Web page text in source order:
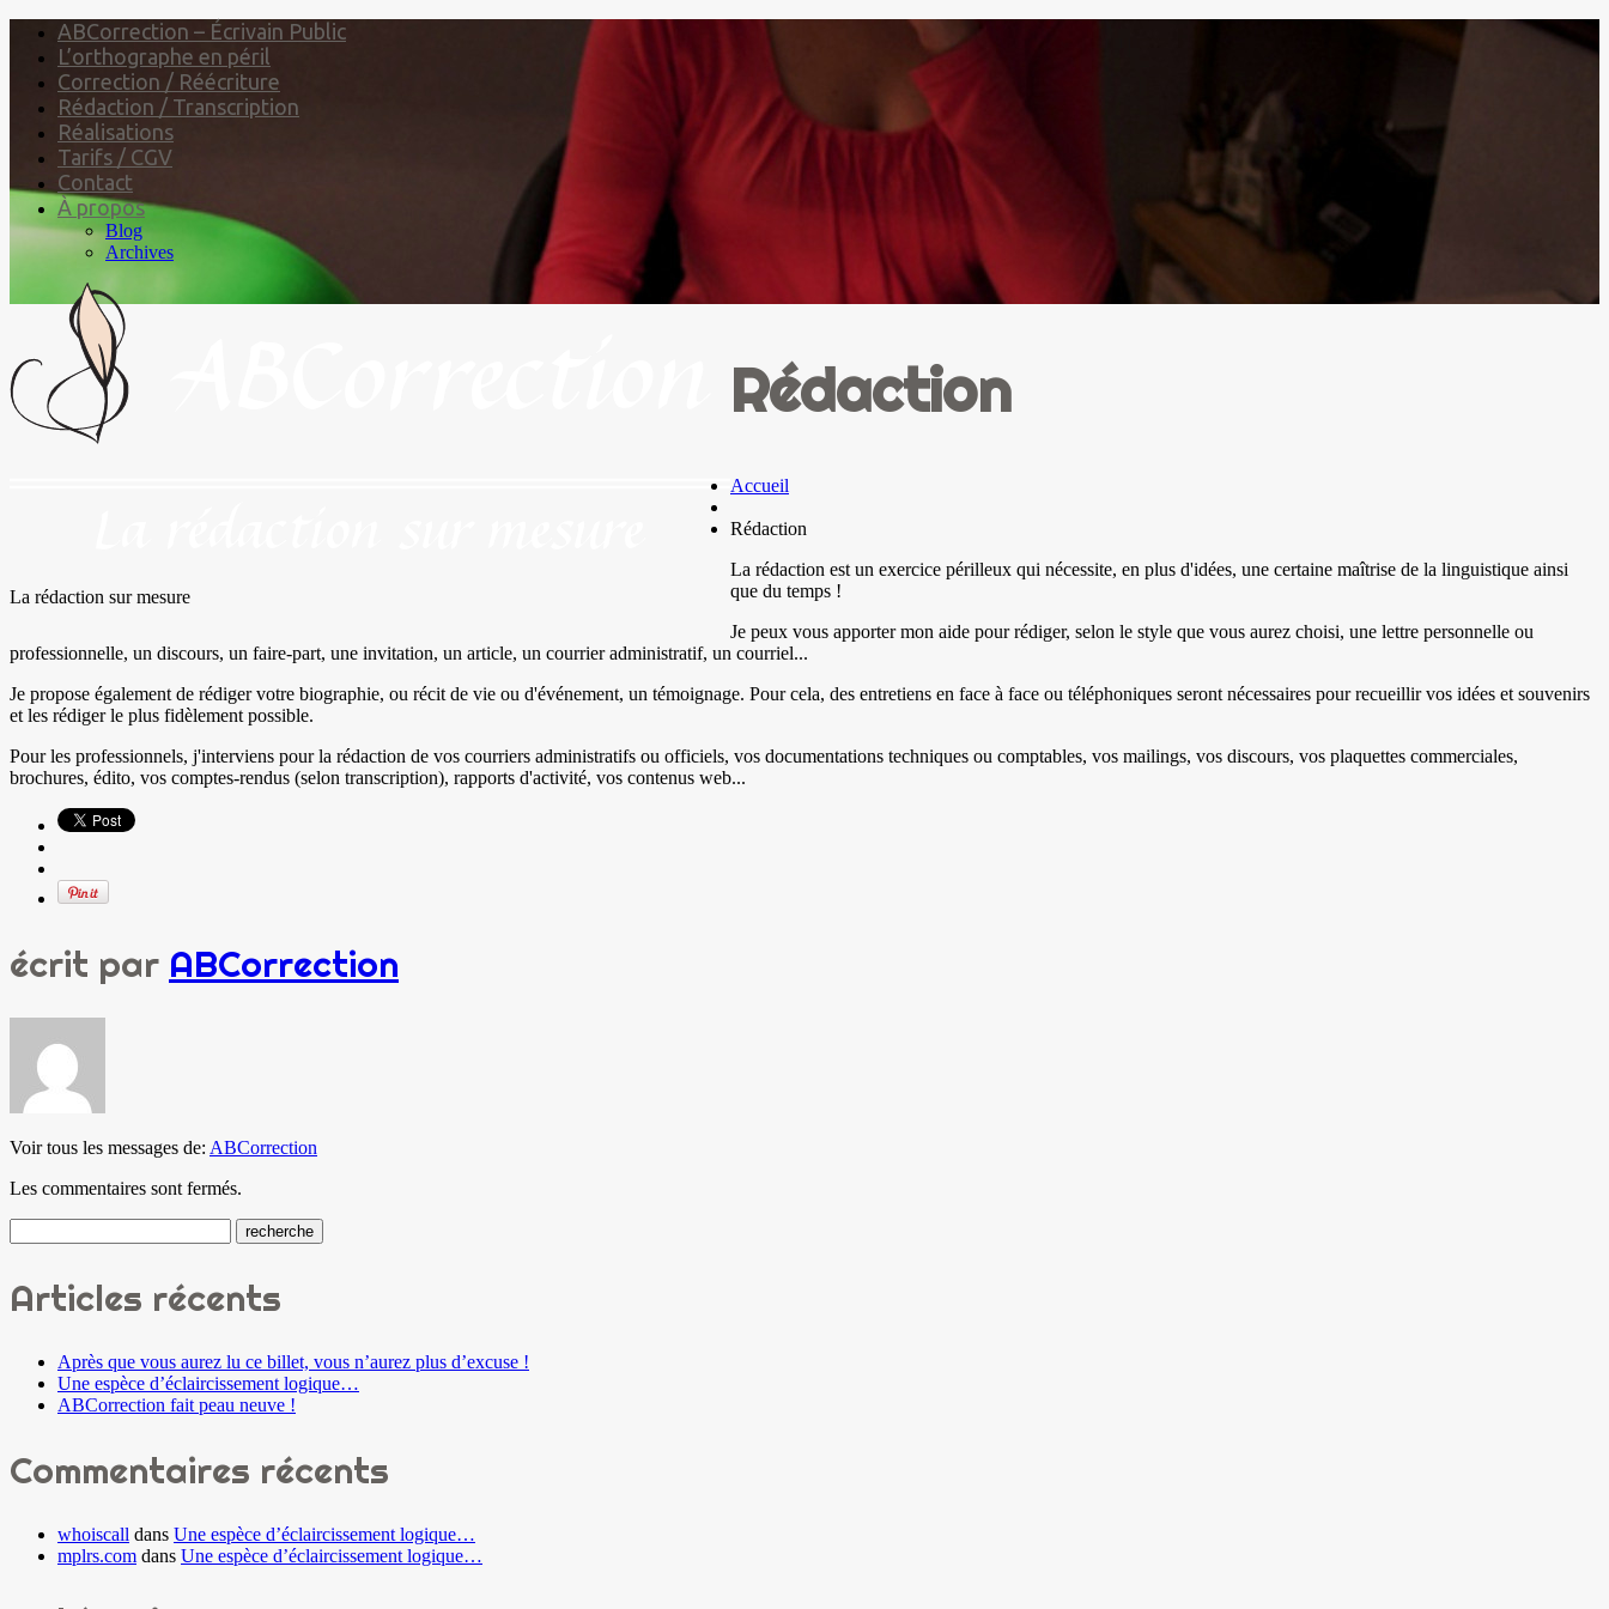
ABCorrection – Écrivain Public
L’orthographe en péril
Correction / Réécriture
Rédaction / Transcription
Réalisations
Tarifs / CGV
Contact
À propos
Blog
Archives
La rédaction sur mesure
Rédaction
Accueil
Rédaction
La rédaction est un exercice périlleux qui nécessite, en plus d'idées, une certaine maîtrise de la linguistique ainsi
que du temps !
Je peux vous apporter mon aide pour rédiger, selon le style que vous aurez choisi, une lettre personnelle ou
professionnelle, un discours, un faire-part, une invitation, un article, un courrier administratif, un courriel...
Je propose également de rédiger votre biographie, ou récit de vie ou d'événement, un témoignage. Pour cela, des entretiens en face à face ou téléphoniques seront nécessaires pour recueillir vos idées et souvenirs
et les rédiger le plus fidèlement possible.
Pour les professionnels, j'interviens pour la rédaction de vos courriers administratifs ou officiels, vos documentations techniques ou comptables, vos mailings, vos discours, vos plaquettes commerciales,
brochures, édito, vos comptes-rendus (selon transcription), rapports d'activité, vos contenus web...
écrit par ABCorrection
Voir tous les messages de: ABCorrection
Les commentaires sont fermés.
Articles récents
Après que vous aurez lu ce billet, vous n’aurez plus d’excuse !
Une espèce d’éclaircissement logique…
ABCorrection fait peau neuve !
Commentaires récents
whoiscall dans Une espèce d’éclaircissement logique…
mplrs.com dans Une espèce d’éclaircissement logique…